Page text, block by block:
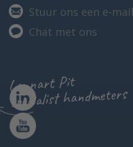
Stuur ons een e-mail
Chat met ons
Lennart Pit
specialist handmeters